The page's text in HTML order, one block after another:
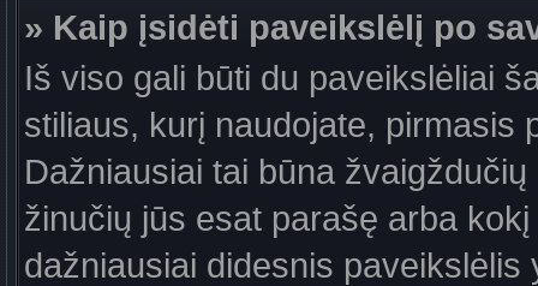
» Kaip įsidėti paveikslėlį po
Iš viso gali būti du paveikslėliai
stiliaus, kurį naudojate, pirmasis
Dažniausiai tai būna
žinučių jūs esat parašę arba
dažniausiai didesnis